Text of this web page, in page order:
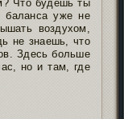
Что будешь ты
баланса уже не
воздухом,
не знаешь, что
Здесь больше
но и там, где